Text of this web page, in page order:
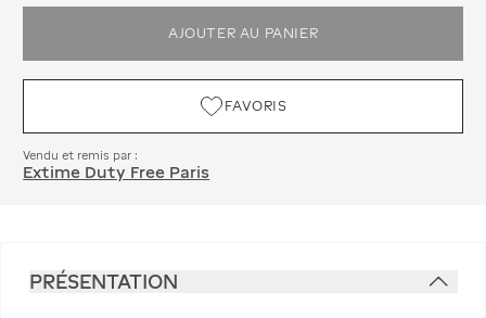
AJOUTER AU PANIER
FAVORIS
Vendu et remis par :
Extime Duty Free Paris
PRÉSENTATION